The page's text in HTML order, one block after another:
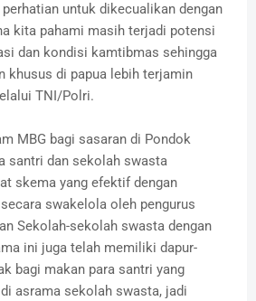
untuk dikecualikan dengan
kita pahami masih terjadi potensi
dan kondisi kamtibmas sehingga
khusus di papua lebih terjamin
TNI/Polri.
MBG bagi sasaran di Pondok
santri dan sekolah swasta
skema yang efektif dengan
swakelola oleh pengurus
Sekolah-sekolah swasta dengan
ini juga telah memiliki dapur-
bagi makan para santri yang
asrama sekolah swasta, jadi